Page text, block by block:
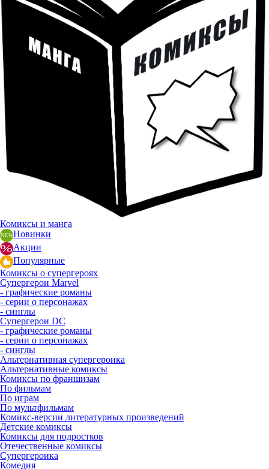
Комиксы и манга
Новинки
Акции
Популярные
Комиксы о супергероях
Супергерои Marvel
- графические романы
- серии о персонажах
- синглы
Супергерои DC
- графические романы
- серии о персонажах
- синглы
Альтернативная супергероика
Альтернативные комиксы
Комиксы по франшизам
По фильмам
По играм
По мультфильмам
Комикс-версии литературных произведений
Детские комиксы
Комиксы для подростков
Отечественные комиксы
Супергероика
Комедия